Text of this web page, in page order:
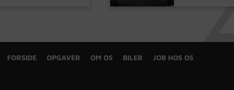
FORSIDE OPGAVER OM OS BILER JOB HOS OS